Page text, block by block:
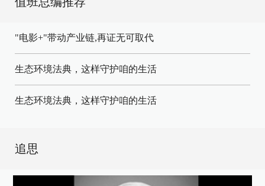
"电影+"带动产业链,再证无可取代
生态环境法典，这样守护咱的生活
生态环境法典，这样守护咱的生活
追思